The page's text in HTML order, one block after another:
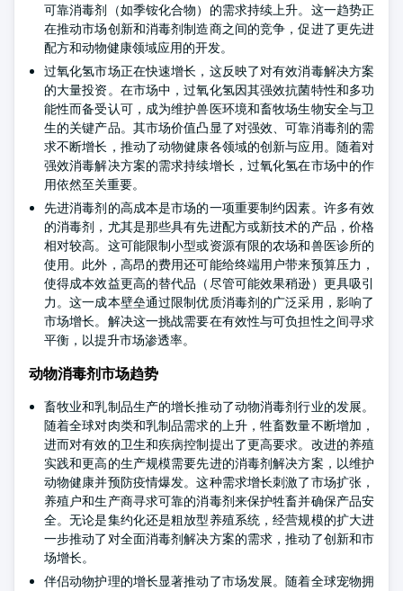
可靠消毒剂（如季铵化合物）的需求持续上升。这一趋势正
在推动市场创新和消毒剂制造商之间的竞争，促进了更先进
配方和动物健康领域应用的开发。
过氧化氢市场正在快速增长，这反映了对有效消毒解决方案
的大量投资。在市场中，过氧化氢因其强效抗菌特性和多功
能性而备受认可，成为维护兽医环境和畜牧场生物安全与卫
生的关键产品。其市场价值凸显了对强效、可靠消毒剂的需
求不断增长，推动了动物健康各领域的创新与应用。随着对
强效消毒解决方案的需求持续增长，过氧化氢在市场中的作
用依然至关重要。
先进消毒剂的高成本是市场的一项重要制约因素。许多有效
的消毒剂，尤其是那些具有先进配方或新技术的产品，价格
相对较高。这可能限制小型或资源有限的农场和兽医诊所的
使用。此外，高昂的费用还可能给终端用户带来预算压力，
使得成本效益更高的替代品（尽管可能效果稍逊）更具吸引
力。这一成本壁垒通过限制优质消毒剂的广泛采用，影响了
市场增长。解决这一挑战需要在有效性与可负担性之间寻求
平衡，以提升市场渗透率。
动物消毒剂市场趋势
畜牧业和乳制品生产的增长推动了动物消毒剂行业的发展。
随着全球对肉类和乳制品需求的上升，牲畜数量不断增加，
进而对有效的卫生和疾病控制提出了更高要求。改进的养殖
实践和更高的生产规模需要先进的消毒剂解决方案，以维护
动物健康并预防疫情爆发。这种需求增长刺激了市场扩张，
养殖户和生产商寻求可靠的消毒剂来保护牲畜并确保产品安
全。无论是集约化还是粗放型养殖系统，经营规模的扩大进
一步推动了对全面消毒剂解决方案的需求，推动了创新和市
场增长。
伴侣动物护理的增长显著推动了市场发展。随着全球宠物拥